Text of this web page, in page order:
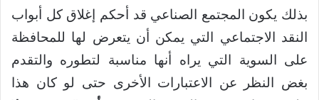
بذلك يكون المجتمع الصناعي قد أحكم إغلاق كل أبواب
النقد الاجتماعي التي يمكن أن يتعرض لها للمحافظة
على السوية التي يراه أنها مناسبة لتطوره والتقدم
بغض النظر عن الاعتبارات الأخرى حتى لو كان هذا